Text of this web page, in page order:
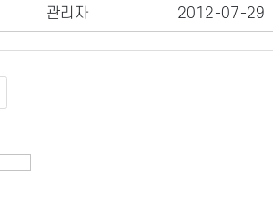
관리자 2012-07-29